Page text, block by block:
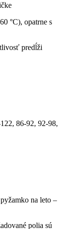
°C), opatrne s
predĺži
86-92, 92-98,
na leto –
polia sú